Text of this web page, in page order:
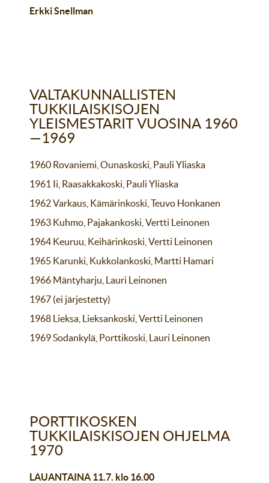
Erkki Snellman
VALTAKUNNALLISTEN
TUKKILAISKISOJEN
YLEISMESTARIT VUOSINA 1960
—1969
1960 Rovaniemi, Ounaskoski, Pauli Yliaska
1961 Ii, Raasakkakoski, Pauli Yliaska
1962 Varkaus, Kämärinkoski, Teuvo Honkanen
1963 Kuhmo, Pajakankoski, Vertti Leinonen
1964 Keuruu, Keihärinkoski, Vertti Leinonen
1965 Karunki, Kukkolankoski, Martti Hamari
1966 Mäntyharju, Lauri Leinonen
1967 (ei järjestetty)
1968 Lieksa, Lieksankoski, Vertti Leinonen
1969 Sodankylä, Porttikoski, Lauri Leinonen
PORTTIKOSKEN
TUKKILAISKISOJEN OHJELMA
1970
LAUANTAINA 11.7. klo 16.00